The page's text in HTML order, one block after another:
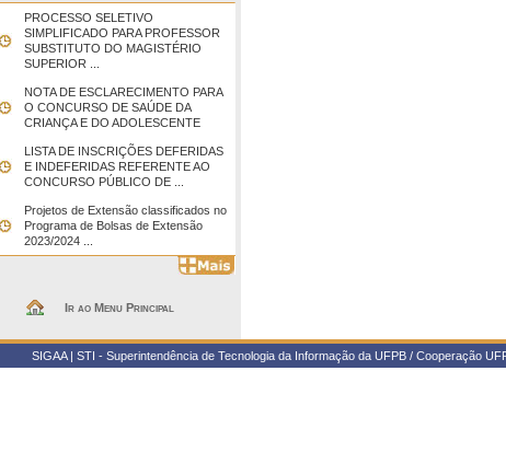
PROCESSO SELETIVO
SIMPLIFICADO PARA PROFESSOR
SUBSTITUTO DO MAGISTÉRIO
SUPERIOR ...
NOTA DE ESCLARECIMENTO PARA
O CONCURSO DE SAÚDE DA
CRIANÇA E DO ADOLESCENTE
LISTA DE INSCRIÇÕES DEFERIDAS
E INDEFERIDAS REFERENTE AO
CONCURSO PÚBLICO DE ...
Projetos de Extensão classificados no
Programa de Bolsas de Extensão
2023/2024 ...
Ir ao Menu Principal
SIGAA | STI - Superintendência de Tecnologia da Informação da UFPB / Cooperação